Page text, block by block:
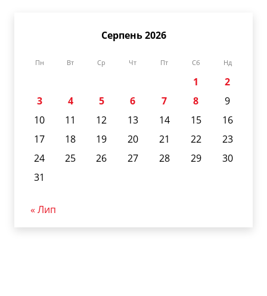
Серпень 2026
Пн Вт Ср Чт Пт Сб Нд
1
2
3
4 5 6 7 8
9
10
11 12 13 14 15
16
17
18 19 20 21 22
23
24
25 26 27 28 29
30
31
« Лип